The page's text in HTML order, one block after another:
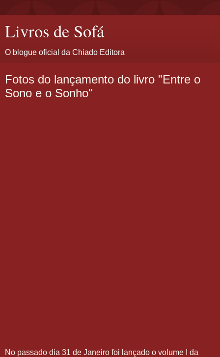
Livros de Sofá
O blogue oficial da Chiado Editora
Fotos do lançamento do livro "Entre o
Sono e o Sonho"
No passado dia 31 de Janeiro foi lançado o volume I da